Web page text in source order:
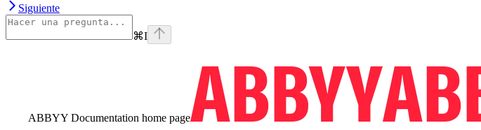
Siguiente
⌘I
ABBYY Documentation home page